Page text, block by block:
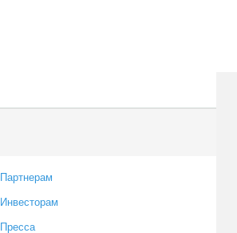
Партнерам
Инвесторам
Пресса